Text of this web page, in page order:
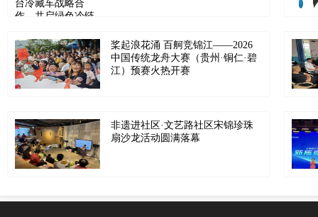
桨起浪花涌 百舸竞锦江——2026
中国传统龙舟大赛（贵州·铜仁·碧
江）预赛火热开赛
非遗进社区·文艺路社区宋锦珍珠
扇沙龙活动圆满落幕